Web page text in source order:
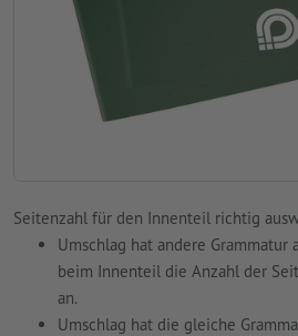
Seitenzahl für den Innenteil richtig
Umschlag hat andere Grammatur
beim Innenteil die Anzahl der
an.
Umschlag hat die gleiche